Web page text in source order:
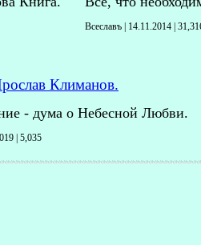
Всеславъ | 14.11.2014 |
Климанов.
- дума о Небесной Любви.
| 5,035